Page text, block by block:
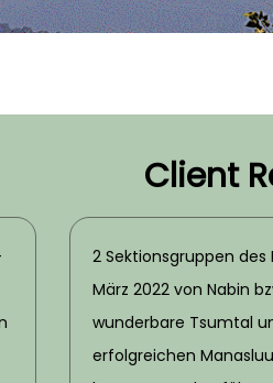
Client
2 Sektionsgruppen des
März 2022 von Nabin
wunderbare Tsumtal
erfolgreichen